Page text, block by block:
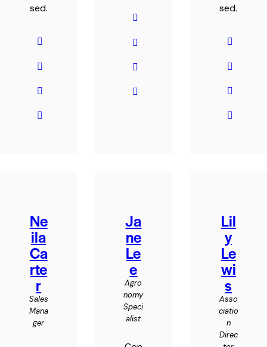
sed.
sed.
Ne
ila
Ca
rte
r
Sales
Mana
ger
Ja
ne
Le
e
Agro
nomy
Speci
alist
Lil
y
Le
wi
s
Asso
ciatio
n
Direc